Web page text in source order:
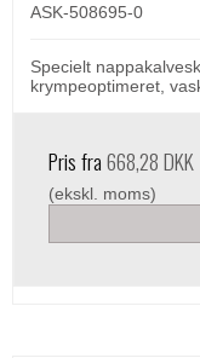
ASK-508695-0
Specielt
krympeoptimeret,
Pris fra668,28 DKK
(ekskl. moms)